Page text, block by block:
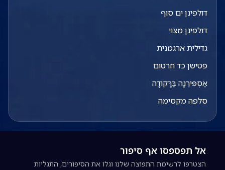
דולפינן ים סוף
דולפינן מצוי
גדילית ארגמנית
פטישן כד חרטום
אַסְפִּירֶנָה בַּרָּקוּדָה
סלפה מקסימה
אל תפספסו אף סיפור
הצטרפו לרשימת התפוצה שלנו וגלו את הסיפורים, התגליות